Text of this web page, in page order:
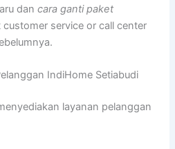
dancara ganti paket
service or call center
IndiHome Setiabudi
layanan pelanggan